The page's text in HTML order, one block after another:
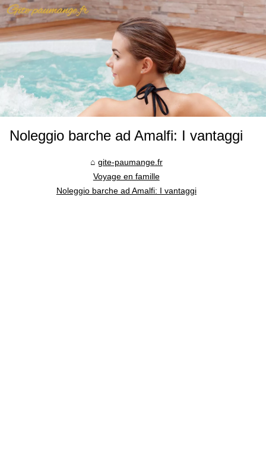
Noleggio barche ad Amalfi: I vantaggi
gite-paumange.fr
Voyage en famille
Noleggio barche ad Amalfi: I vantaggi